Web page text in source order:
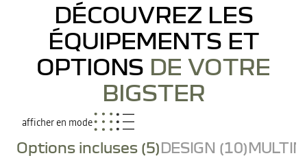
DÉCOUVREZ LES
ÉQUIPEMENTS ET
OPTIONS DE VOTRE
BIGSTER
afficher en mode
Options incluses (5)DESIGN (10)